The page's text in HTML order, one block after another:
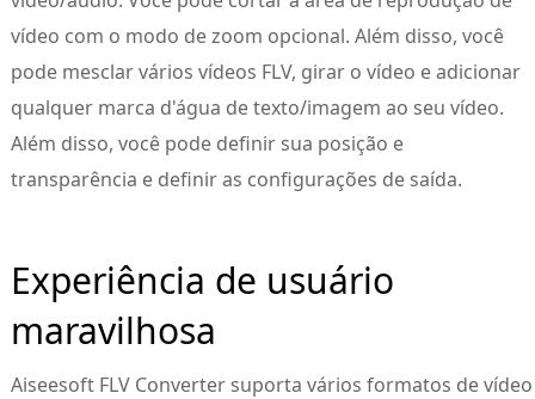
vídeo com o modo de zoom opcional. Além disso, você
pode mesclar vários vídeos FLV, girar o vídeo e adicionar
qualquer marca d'água de texto/imagem ao seu vídeo.
Além disso, você pode definir sua posição e
transparência e definir as configurações de saída.
Experiência de usuário
maravilhosa
Aiseesoft FLV Converter suporta vários formatos de vídeo